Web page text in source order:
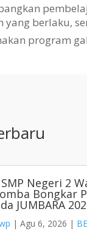
yang berlaku,
program
Negeri 2
Bongkar
JUMBARA
|Agu 6, 2026 |